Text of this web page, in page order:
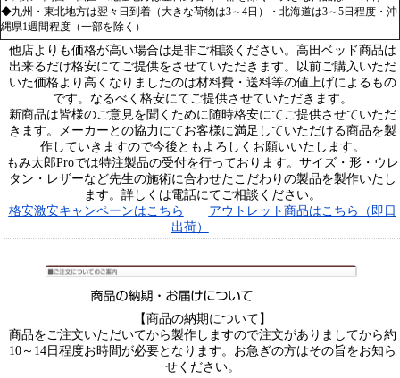
◆九州・東北地方は翌々日到着（大きな荷物は3～4日）・北海道は3～5日程度・沖
縄県1週間程度（一部を除く）
他店よりも価格が高い場合は是非ご相談ください。高田ベッド商品は
出来るだけ格安にてご提供をさせていただきます。以前ご購入いただ
いた価格より高くなりましたのは材料費・送料等の値上げによるもの
です。なるべく格安にてご提供させていただきます。
新商品は皆様のご意見を聞くために随時格安にてご提供させていただ
きます。メーカーとの協力にてお客様に満足していただける商品を製
作していきますので今後ともよろしくお願いいたします。
もみ太郎Proでは特注製品の受付を行っております。サイズ・形・ウレ
タン・レザーなど先生の施術に合わせたこだわりの製品を製作いたし
ます。詳しくは電話にてご相談ください。
格安激安キャンペーンはこちら
アウトレット商品はこちら（即日
出荷）
【商品の納期について】
商品をご注文いただいてから製作しますので注文がありましてから約
10～14日程度お時間が必要となります。お急ぎの方はその旨をお知ら
せください。